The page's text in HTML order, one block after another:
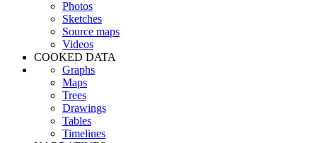
Photos
Sketches
Source maps
Videos
COOKED DATA
Graphs
Maps
Trees
Drawings
Tables
Timelines